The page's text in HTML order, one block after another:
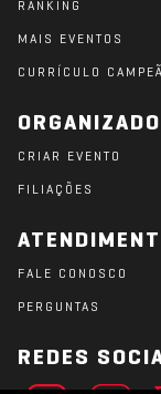
RANKING
MAIS EVENTOS
CURRÍCULO
CRIAR EVENTO
FILIAÇÕES
FALE CONOSCO
PERGUNTAS
REDES